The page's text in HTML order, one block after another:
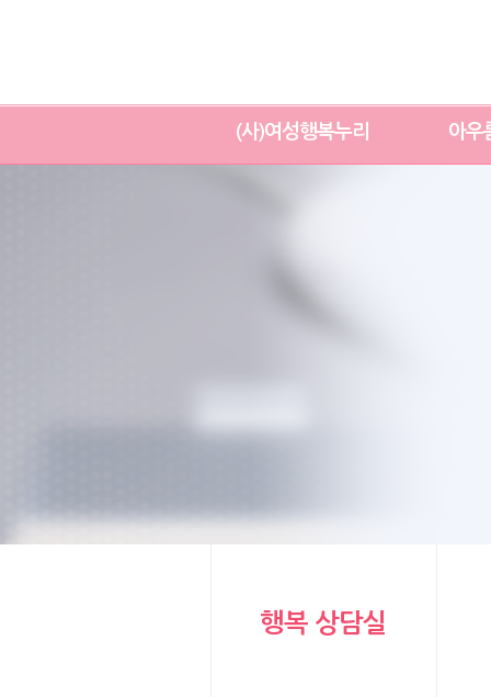
(사)여성행복누리 아우
행복 상담실